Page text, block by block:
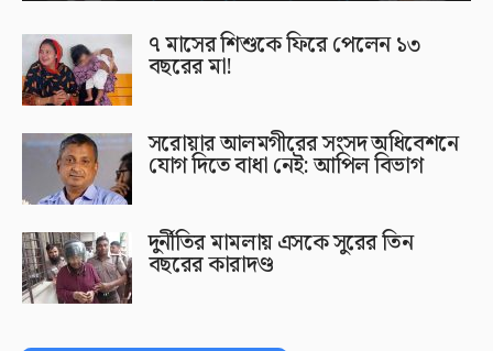
৭ মাসের শিশুকে ফিরে পেলেন ১৩
বছরের মা!
সরোয়ার আলমগীরের সংসদ অধিবেশনে
যোগ দিতে বাধা নেই: আপিল বিভাগ
দুর্নীতির মামলায় এসকে সুরের তিন
বছরের কারাদণ্ড